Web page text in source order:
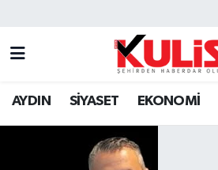
AYDIN SİYASET EKONOMİ